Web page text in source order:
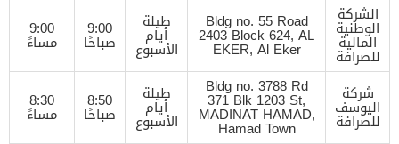
الشركة
الوطنية
المالية
للصرافة
Bldg no. 55 Road
2403 Block 624, AL
EKER, Al Eker
طيلة
أيام
الأسبوع
9:00
صباحًا
9:00
مساءً
شركة
اليوسف
للصرافة
Bldg no. 3788 Rd
371 Blk 1203 St,
MADINAT HAMAD,
Hamad Town
طيلة
أيام
الأسبوع
8:50
صباحًا
8:30
مساءً